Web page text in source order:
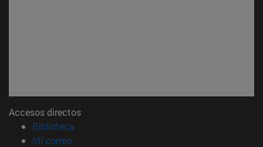
Accesos directos
Biblioteca
Mi correo(abre en nueva ventana)